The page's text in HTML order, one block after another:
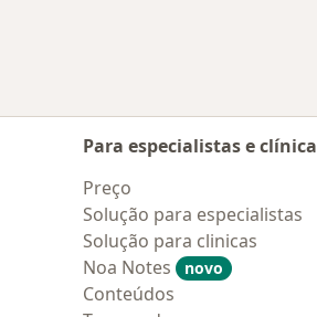
Para especialistas e
Preço
Solução para especialistas
Solução para clinicas
Noa Notes
novo
Conteúdos